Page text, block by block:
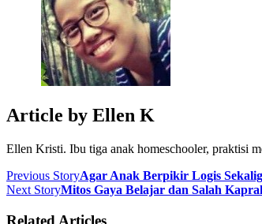
Article by Ellen K
Ellen Kristi. Ibu tiga anak homeschooler, praktisi
Previous StoryAgar Anak Berpikir Logis
Next StoryMitos Gaya Belajar dan Salah
Related Articles